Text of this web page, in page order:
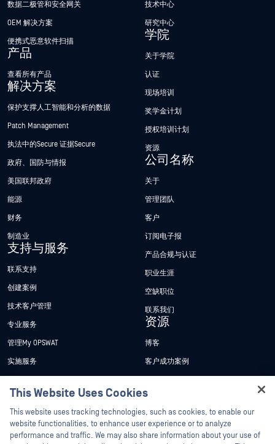
数据二极管和安全网关
OEM 解决方案
便携式恶意软件扫描
产品
查看所有产品
解决方案
保护支撑人工智能和分析的数据
Patch Management
执法中的Secure 证据Secure
政府、国防与情报
美国联邦政府
能源
财务
制造业
支持与服务
联系支持
创建案例
技术客户管理
专业服务
管理My OPSWAT
实施服务
技术文档
培训
漏洞计划
技术中心
研究中心
学院
关于学院
认证
现场培训
奖学金计划
授权培训计划
资源
公司名称
关于
管理团队
客户
订阅电子报
产品合规与认证
职业生涯
空缺职位
联系我们
资源
博客
客户成功案例
新闻报道
活动
网络研讨会
This Website Uses Cookies
This website uses tracking technologies, such as cookies, to enable our
website functionalities, to enhance user experience or to analyze
performance and traffic. We may also share information about your use of
Hey there!
I'm Ozzy, your OPSWAT virtual assistant.
How can I help you secure what's critical